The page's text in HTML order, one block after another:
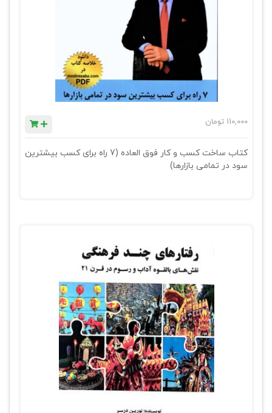
110,000 تومان
کتاب ساخت کسب و کار فوق العاده (7 راه برای کسب بیشترین
سود در تمامی بازارها)